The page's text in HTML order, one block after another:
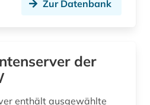
Zur Datenbank
der
enthält ausgewählte